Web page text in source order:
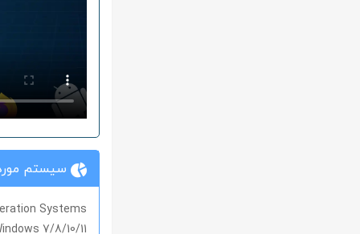
سیستم
Systems
7/8/10/11